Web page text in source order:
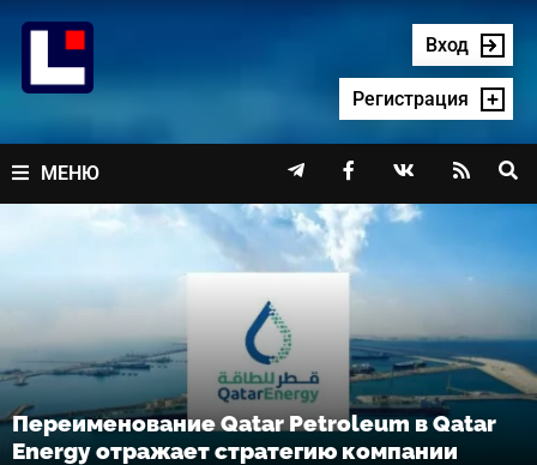
содержимому
Вход
Регистрация
МЕНЮ    
Переименование Qatar Petroleum в Qatar
Energy отражает стратегию компании